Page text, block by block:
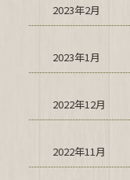
2023年2月
2023年1月
2022年12月
2022年11月